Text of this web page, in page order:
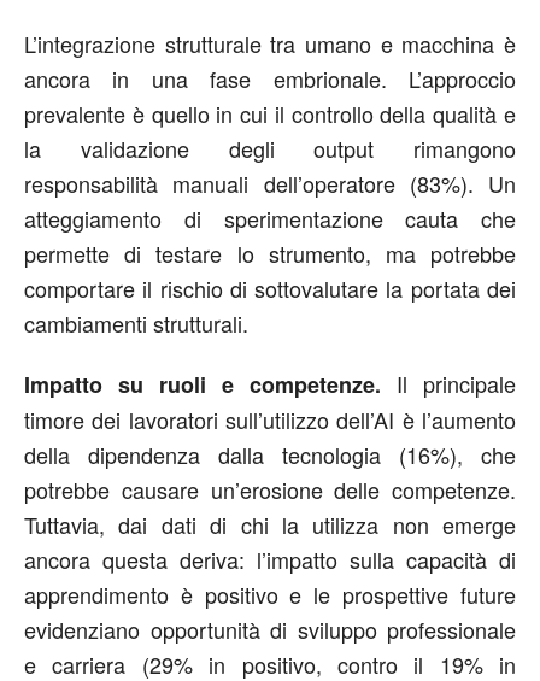
L’integrazione strutturale tra umano e macchina è
ancora in una fase embrionale. L’approccio
prevalente è quello in cui il controllo della qualità e
la validazione degli output rimangono
responsabilità manuali dell’operatore (83%). Un
atteggiamento di sperimentazione cauta che
permette di testare lo strumento, ma potrebbe
comportare il rischio di sottovalutare la portata dei
cambiamenti strutturali.
Impatto su ruoli e competenze. Il principale
timore dei lavoratori sull’utilizzo dell’AI è l’aumento
della dipendenza dalla tecnologia (16%), che
potrebbe causare un’erosione delle competenze.
Tuttavia, dai dati di chi la utilizza non emerge
ancora questa deriva: l’impatto sulla capacità di
apprendimento è positivo e le prospettive future
evidenziano opportunità di sviluppo professionale
e carriera (29% in positivo, contro il 19% in